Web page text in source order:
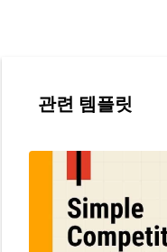
관련 템플릿